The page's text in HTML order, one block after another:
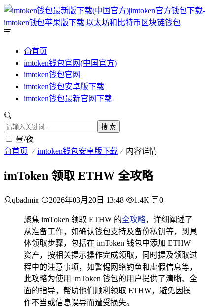
首页
imtoken钱包官网(中国官方)
imtoken钱包官网
imtoken钱包安卓版下载
imtoken钱包最新官网下载
搜 索
昼/夜
首页 imtoken钱包安卓版下载 内容详情
imToken 领取 ETHW 全攻略
qbadmin 2026年03月20日 13:48 1.4K 0
聚焦 imToken 领取 ETHW 的全攻略，详细阐述了
从准备工作，如确认钱包支持及备份私钥等，到具
体领取步骤，包括在 imToken 钱包中添加 ETHW
资产，按相关提示操作完成领取，同时提及领取过
程中的注意事项，如警惕网络钓鱼和虚假信息等，
此攻略为使用 imToken 钱包的用户提供了清晰、全
面的指导，帮助他们顺利领取 ETHW，避免因操
作不当或信息误导而遭受损失。